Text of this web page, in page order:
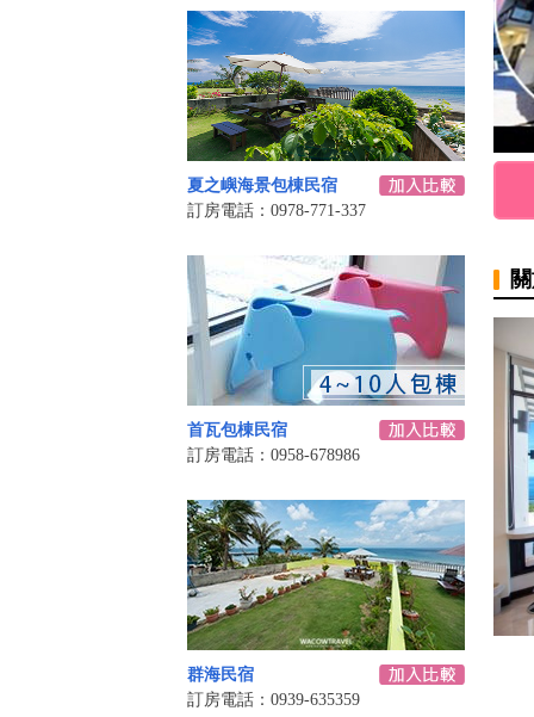
夏之嶼海景包棟民宿
訂房電話：0978-771-337
首瓦包棟民宿
訂房電話：0958-678986
群海民宿
訂房電話：0939-635359